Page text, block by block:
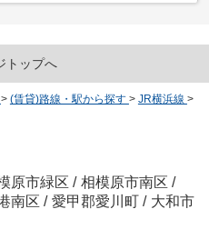
トップへ
> (賃貸)路線・駅から探す > JR横浜線 >
原市緑区 / 相模原市南区 /
南区 / 愛甲郡愛川町 / 大和市